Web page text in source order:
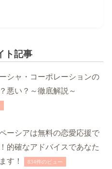
ト記事
シャ・コーポレーションの
悪い？～徹底解説～
ーシアは無料の恋愛応援で
的確なアドバイスであなた
す！
834件のビュー